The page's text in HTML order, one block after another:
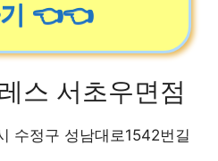
👈👈
스 서초우면점
수정구 성남대로1542번길